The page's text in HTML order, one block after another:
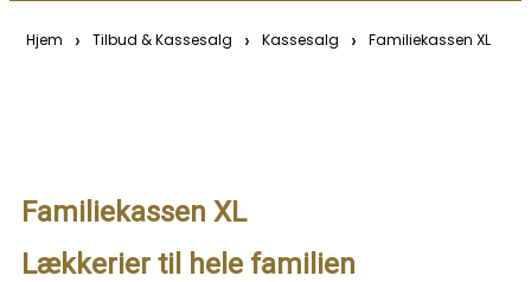
Hjem › Tilbud & Kassesalg › Kassesalg › Familiekassen XL
Familiekassen XL
Lækkerier til hele familien